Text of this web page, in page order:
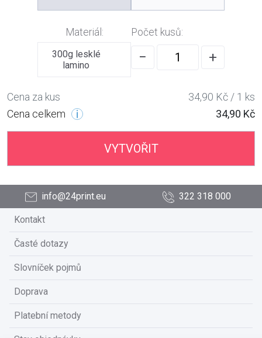
Materiál:
300g lesklé
lamino
Počet kusů:
− +
Cena za kus
34,90 Kč / 1 ks
Cena celkem
34,90 Kč
VYTVOŘIT
info@24print.eu 322 318 000
Kontakt
Časté dotazy
Slovníček pojmů
Doprava
Platební metody